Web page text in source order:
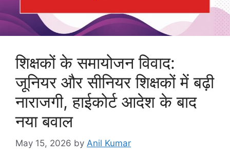
शिक्षकों के समायोजन विवाद:
जूनियर और सीनियर शिक्षकों में बढ़ी
नाराजगी, हाईकोर्ट आदेश के बाद
नया बवाल
May 15, 2026 by Anil Kumar